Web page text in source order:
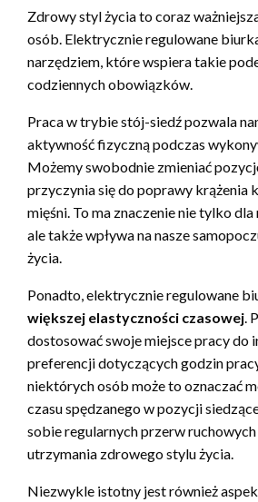
Zdrowy styl życia to coraz
osób. Elektrycznie regulowane
narzędziem, które wspiera takie
codziennych obowiązków.
Praca w trybie stój-siedź pozwala
aktywność fizyczną podczas
Możemy swobodnie zmieniać
przyczynia się do poprawy krążenia
mięśni. To ma znaczenie nie tylko
ale także wpływa na nasze
życia.
Ponadto, elektrycznie regulowane
większej elastyczności czasowej.
dostosować swoje miejsce pracy do
preferencji dotyczących godzin
niektórych osób może to oznaczać
czasu spędzanego w pozycji
sobie regularnych przerw
utrzymania zdrowego stylu życia.
Niezwykle istotny jest również